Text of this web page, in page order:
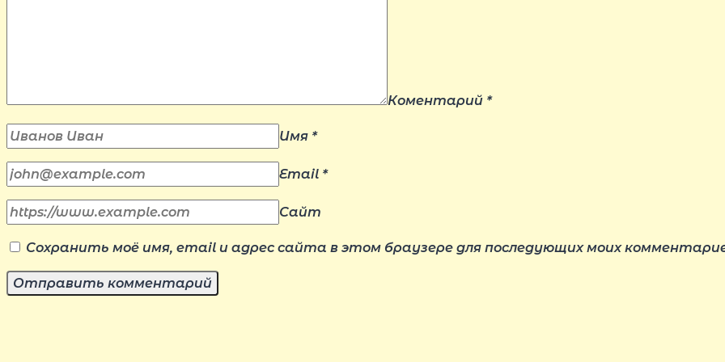
Коментарий *
Имя *
Email *
Сайт
Сохранить моё имя, email и адрес сайта в этом браузере для последующих моих